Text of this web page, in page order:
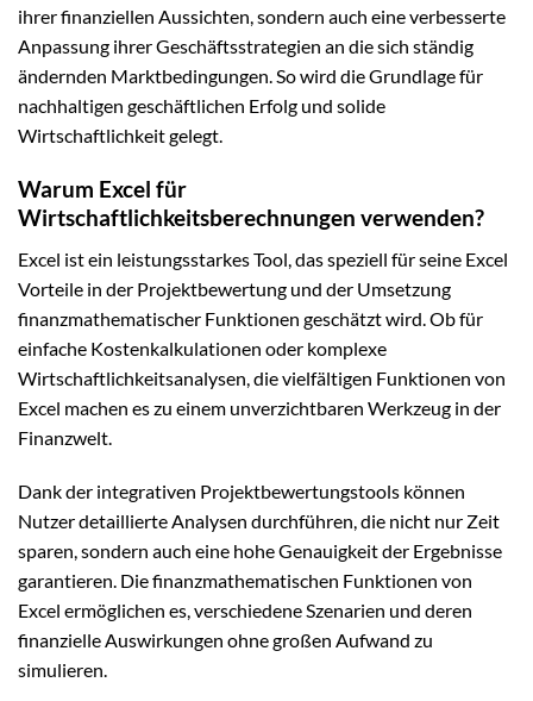
ihrer finanziellen Aussichten, sondern auch eine verbesserte
Anpassung ihrer Geschäftsstrategien an die sich ständig
ändernden Marktbedingungen. So wird die Grundlage für
nachhaltigen geschäftlichen Erfolg und solide
Wirtschaftlichkeit gelegt.
Warum Excel für
Wirtschaftlichkeitsberechnungen verwenden?
Excel ist ein leistungsstarkes Tool, das speziell für seine Excel
Vorteile in der Projektbewertung und der Umsetzung
finanzmathematischer Funktionen geschätzt wird. Ob für
einfache Kostenkalkulationen oder komplexe
Wirtschaftlichkeitsanalysen, die vielfältigen Funktionen von
Excel machen es zu einem unverzichtbaren Werkzeug in der
Finanzwelt.
Dank der integrativen Projektbewertungstools können
Nutzer detaillierte Analysen durchführen, die nicht nur Zeit
sparen, sondern auch eine hohe Genauigkeit der Ergebnisse
garantieren. Die finanzmathematischen Funktionen von
Excel ermöglichen es, verschiedene Szenarien und deren
finanzielle Auswirkungen ohne großen Aufwand zu
simulieren.